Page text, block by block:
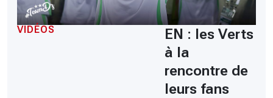
VIDÉOS
EN : les Verts
à la
rencontre de
leurs fans